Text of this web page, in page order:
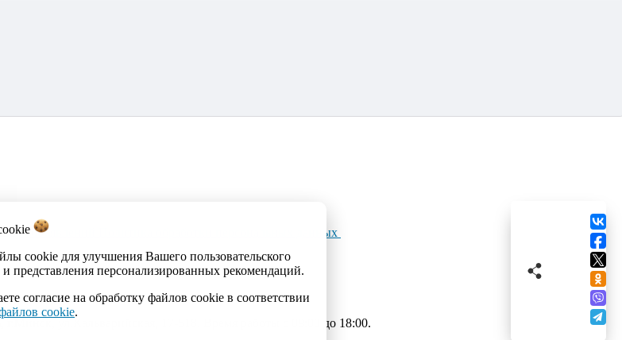
cookie для улучшения Вашего пользовательского
представления персонализированных рекомендаций.
согласие на обработку файлов cookie в соответствии
cookie.
объявлений Политика обработки персональных данных
ул.Кальварийская, 17-518. Время работы с 09:00 до 18:00.